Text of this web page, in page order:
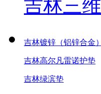
吉林三
吉林镀锌（铝锌合金
吉林高尔凡雷诺护垫
吉林绿滨垫